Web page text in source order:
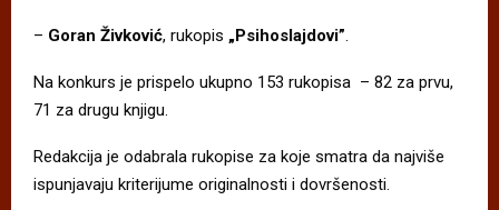
– Goran Živković, rukopis „Psihoslajdovi”
Na konkurs je prispelo ukupno 153 rukopisa – 82 za prvu,
71 za drugu knjigu.
Redakcija je odabrala rukopise za koje smatra da najviše
ispunjavaju kriterijume originalnosti i dovršenosti.